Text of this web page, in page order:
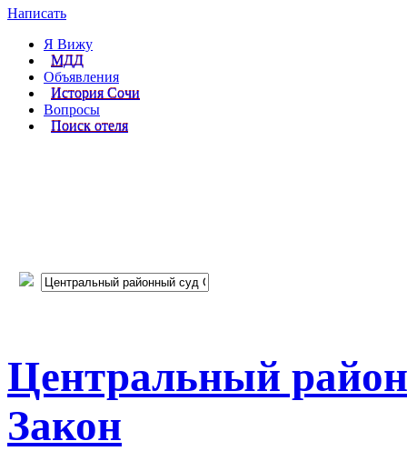
Написать
Я Вижу
МДД
Объявления
История Сочи
Вопросы
Поиск отеля
Центральный
Закон